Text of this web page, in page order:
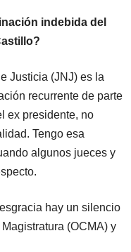
indebida del
Justicia (JNJ) es la
recurrente de parte
ex presidente, no
Tengo esa
algunos jueces y
hay un silencio
(OCMA) y